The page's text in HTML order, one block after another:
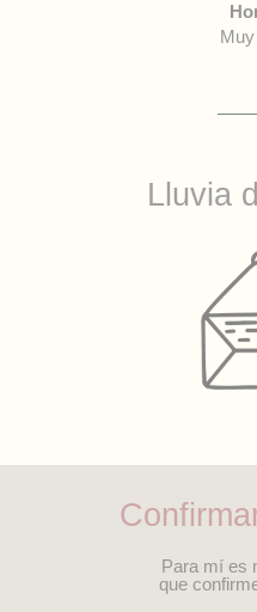
Lluvia
Para mí es
que